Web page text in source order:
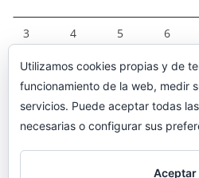
3 4 5 6
10 11 12 13
17 18 19 20
24 25 26 27
Utilizamos cookies propias y de
funcionamiento de la web, medir
servicios. Puede aceptar todas
necesarias o configurar sus
Aceptar